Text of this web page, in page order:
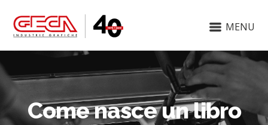
MENU
Come nasce un libro